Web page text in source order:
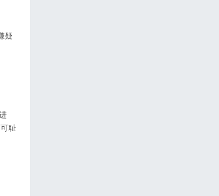
疑
耻